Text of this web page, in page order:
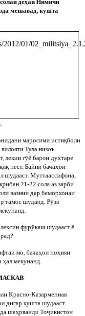
деҳаи Нимичи
мешавад, кушта
маросими истиқболи
Тула низоъ
лекин гӯё барои духтаре
нест. Байни бачаҳои
шудааст. Муттаассифона,
21-22 сола аз зарби
вазнин дар беморхонаи
тамос шуданд. Рӯзи
фурӯкаш шудааст ё
мо, бачаҳои ноҳияи
мекунанд.
Красно-Казарменная
дигар кушта шудааст.
шаҳрванди Тоҷикистон